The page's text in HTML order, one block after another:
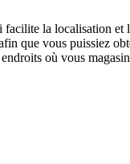
la localisation et
que vous puissiez
où vous